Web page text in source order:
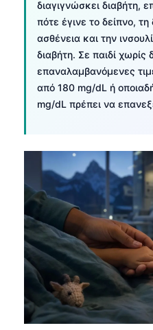
διαγιγνώσκει διαβήτη,
πότε έγινε το δείπνο,
ασθένεια και την
διαβήτη. Σε παιδί χωρίς
επαναλαμβανόμενες
από 180 mg/dL ή
mg/dL πρέπει να